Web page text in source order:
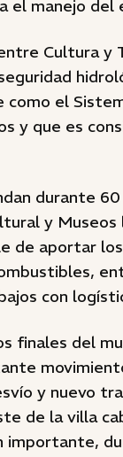
el manejo del
Cultura y
el
y que es
durante
y
de aportar
con
finales del
y nuevo
de la villa
importante,